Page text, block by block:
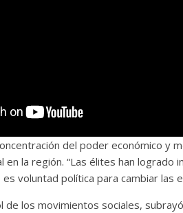
del poder económico y
en la región. “Las élites han logrado
voluntad política para cambiar las
de los movimientos sociales,